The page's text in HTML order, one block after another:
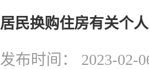
居民换购住房有关个
发布时间： 2023-02-